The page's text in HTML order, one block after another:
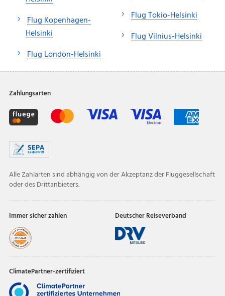
Flug Kopenhagen-
Helsinki
Flug London-Helsinki
Flug Tokio-Helsinki
Flug Vilnius-Helsinki